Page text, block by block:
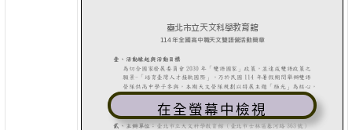
在全螢幕中檢視